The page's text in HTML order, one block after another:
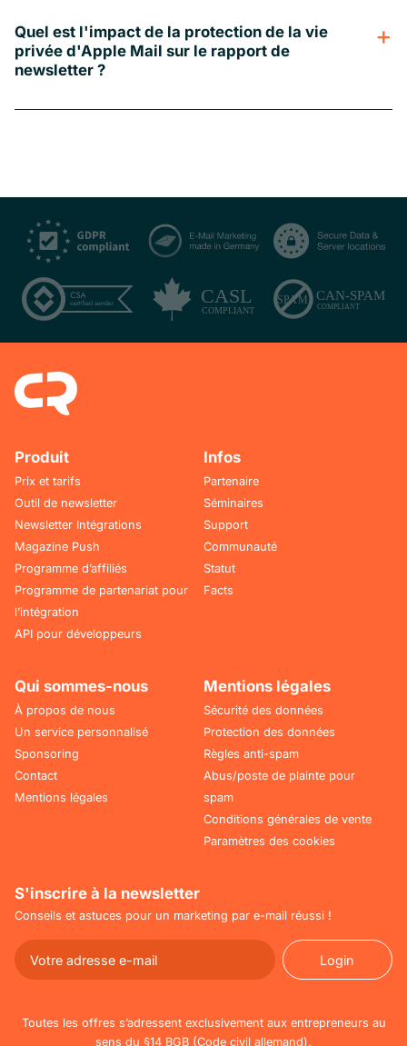
Quel est l'impact de la protection de la vie
privée d'Apple Mail sur le rapport de
newsletter ?
Produit
Prix et tarifs
Outil de newsletter
Newsletter Intégrations
Magazine Push
Programme d’affiliés
Programme de partenariat pour
l’intégration
API pour développeurs
Infos
Partenaire
Séminaires
Support
Communauté
Statut
Facts
Qui sommes-nous
À propos de nous
Un service personnalisé
Sponsoring
Contact
Mentions légales
Mentions légales
Sécurité des données
Protection des données
Règles anti-spam
Abus/poste de plainte pour
spam
Conditions générales de vente
Paramètres des cookies
S'inscrire à la newsletter
Conseils et astuces pour un marketing par e-mail réussi !
Login
Login
Toutes les offres s’adressent exclusivement aux entrepreneurs au
sens du §14 BGB (Code civil allemand).